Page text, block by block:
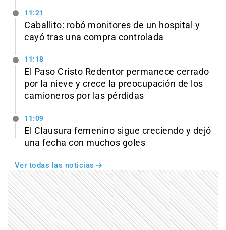
11:21
Caballito: robó monitores de un hospital y
cayó tras una compra controlada
11:18
El Paso Cristo Redentor permanece cerrado
por la nieve y crece la preocupación de los
camioneros por las pérdidas
11:09
El Clausura femenino sigue creciendo y dejó
una fecha con muchos goles
Ver todas las noticias